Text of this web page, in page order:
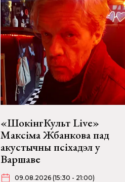
«ШокінгКульт Live»
Максіма Жбанкова пад
акустычны псіхадэл у
Варшаве
09.08.2026 (15:30 - 21:00)